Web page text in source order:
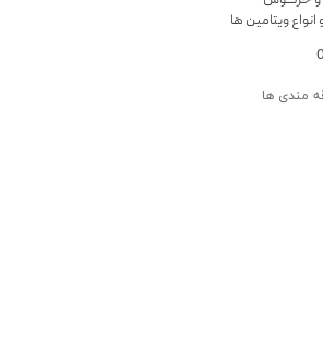
انواع ویتامین ها
مندی ها